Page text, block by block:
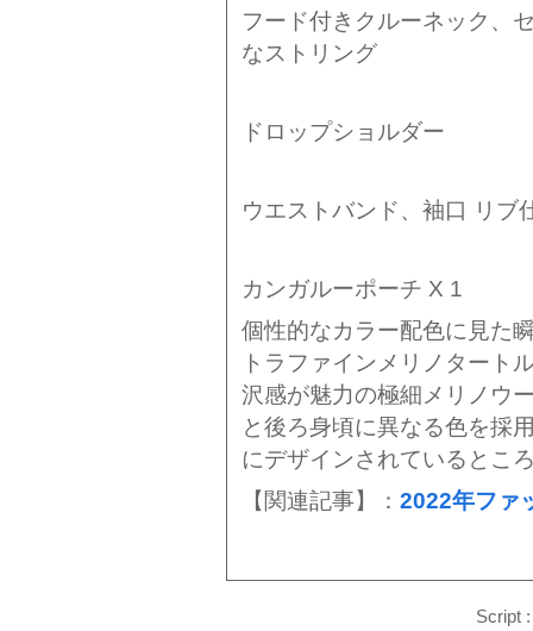
フード付きクルーネック、
なストリング
ドロップショルダー
ウエストバンド、袖口 リブ
カンガルーポーチ X 1
個性的なカラー配色に見た
トラファインメリノタート
沢感が魅力の極細メリノウ
と後ろ身頃に異なる色を採
にデザインされているとこ
【関連記事】： 2022年ファ
Script